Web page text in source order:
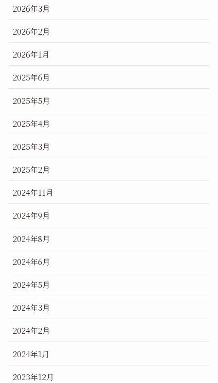
2026年3月
2026年2月
2026年1月
2025年6月
2025年5月
2025年4月
2025年3月
2025年2月
2024年11月
2024年9月
2024年8月
2024年6月
2024年5月
2024年3月
2024年2月
2024年1月
2023年12月